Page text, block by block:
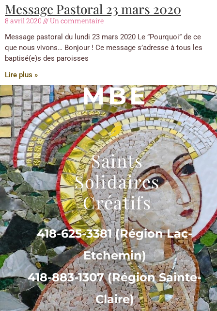
Message Pastoral 23 mars 2020
8 avril 2020 Un commentaire
Message pastoral du lundi 23 mars 2020 Le ”Pourquoi” de ce
que nous vivons… Bonjour ! Ce message s’adresse à tous les
baptisé(e)s des paroisses
Lire plus »
MBE
Saints
Solidaires
Créatifs
418-625-3381 (Région Lac-
Etchemin)
418-883-1307 (Région Sainte-
Claire)